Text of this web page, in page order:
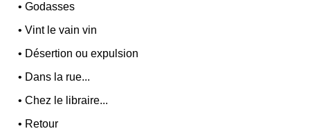
•Godasses
•Vint le vain vin
• Désertion ou expulsion
• Dans la rue...
•Chez le libraire...
• Retour